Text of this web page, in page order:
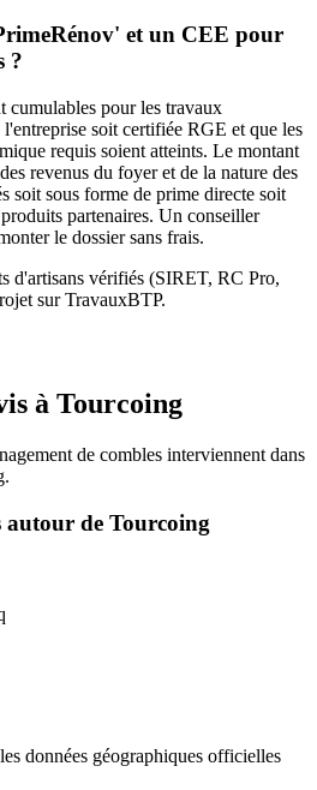
et un CEE pour
?
cumulables pour les travaux
soit certifiée RGE et que les
requis soient atteints. Le montant
revenus du foyer et de la nature des
soit sous forme de prime directe soit
partenaires. Un conseiller
le dossier sans frais.
d'artisans vérifiés (SIRET, RC Pro,
sur TravauxBTP.
à Tourcoing
de combles interviennent dans
.
autour de Tourcoing
données géographiques officielles